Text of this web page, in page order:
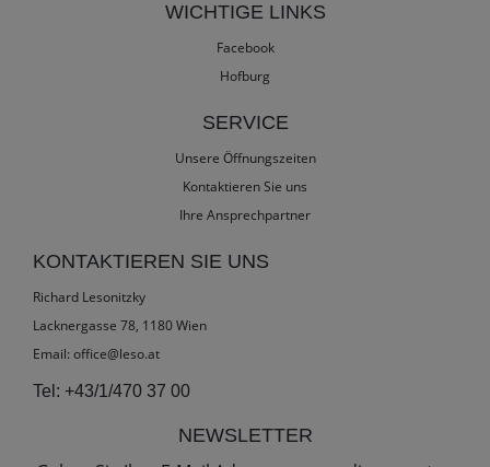
WICHTIGE LINKS
Facebook
Hofburg
SERVICE
Unsere Öffnungszeiten
Kontaktieren Sie uns
Ihre Ansprechpartner
KONTAKTIEREN SIE UNS
Richard Lesonitzky
Lacknergasse 78, 1180 Wien
Email: office@leso.at
Tel: +43/1/470 37 00
NEWSLETTER